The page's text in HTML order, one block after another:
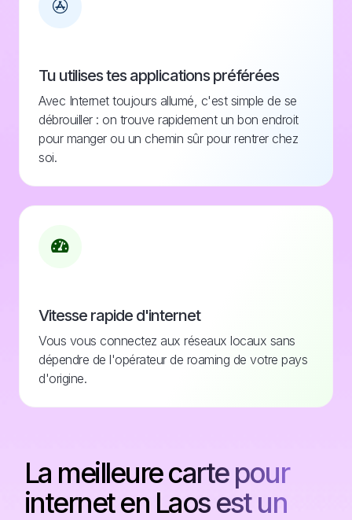
Tu utilises tes applications préférées
Avec Internet toujours allumé, c'est simple de se
débrouiller : on trouve rapidement un bon endroit
pour manger ou un chemin sûr pour rentrer chez
soi.
Vitesse rapide d'internet
Vous vous connectez aux réseaux locaux sans
dépendre de l'opérateur de roaming de votre pays
d'origine.
La meilleure carte pour
internet en Laos est un